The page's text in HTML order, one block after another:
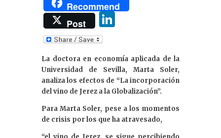
Recommend
Post
k
e
dI
n
La doctora en economía aplicada de la
Universidad de Sevilla, Marta Soler,
analiza los efectos de “La incorporación
del vino de Jerez a la Globalización”.
Para Marta Soler, pese a los momentos
de crisis por los que ha atravesado,